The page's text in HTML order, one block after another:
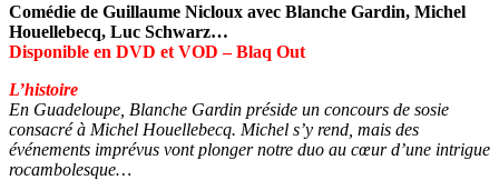
Comédie de Guillaume Nicloux avec Blanche Gardin, Michel
Houellebecq, Luc Schwarz…
Disponible en DVD et VOD – Blaq Out
L’histoire
En Guadeloupe, Blanche Gardin préside un concours de sosie
consacré à Michel Houellebecq. Michel s’y rend, mais des
événements imprévus vont plonger notre duo au cœur d’une intrigue
rocambolesque…